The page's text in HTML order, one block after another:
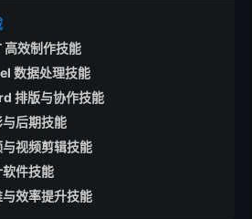
高效制作技能
数据处理技能
排版与协作技能
后期技能
视频剪辑技能
件技能
效率提升技能